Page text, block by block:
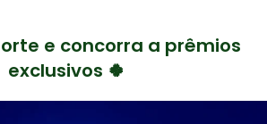
e concorra a prêmios
exclusivos 🍀